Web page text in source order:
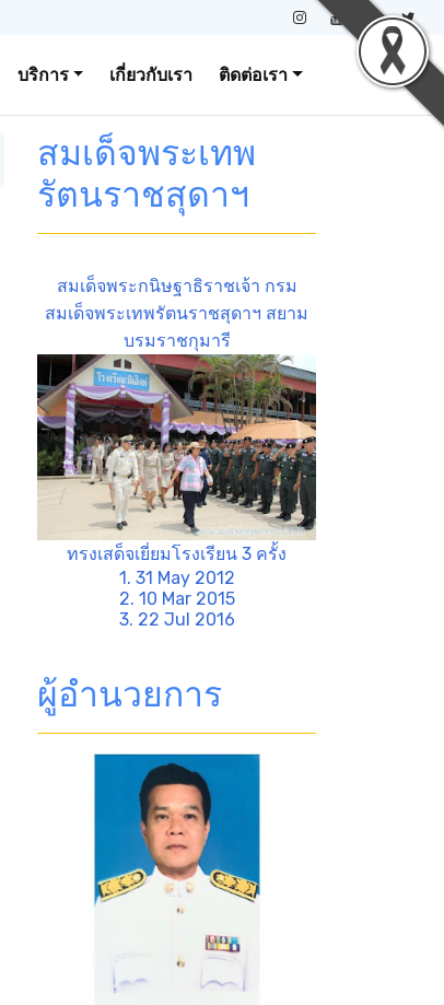
บริการ เกี่ยวกับเรา ติดต่อเรา
สมเด็จพระเทพ
รัตนราชสุดาฯ
สมเด็จพระกนิษฐาธิราชเจ้า กรม
สมเด็จพระเทพรัตนราชสุดาฯ สยาม
บรมราชกุมารี
ทรงเสด็จเยี่ยมโรงเรียน 3 ครั้ง
1. 31 May 2012
2. 10 Mar 2015
3. 22 Jul 2016
ผู้อำนวยการ